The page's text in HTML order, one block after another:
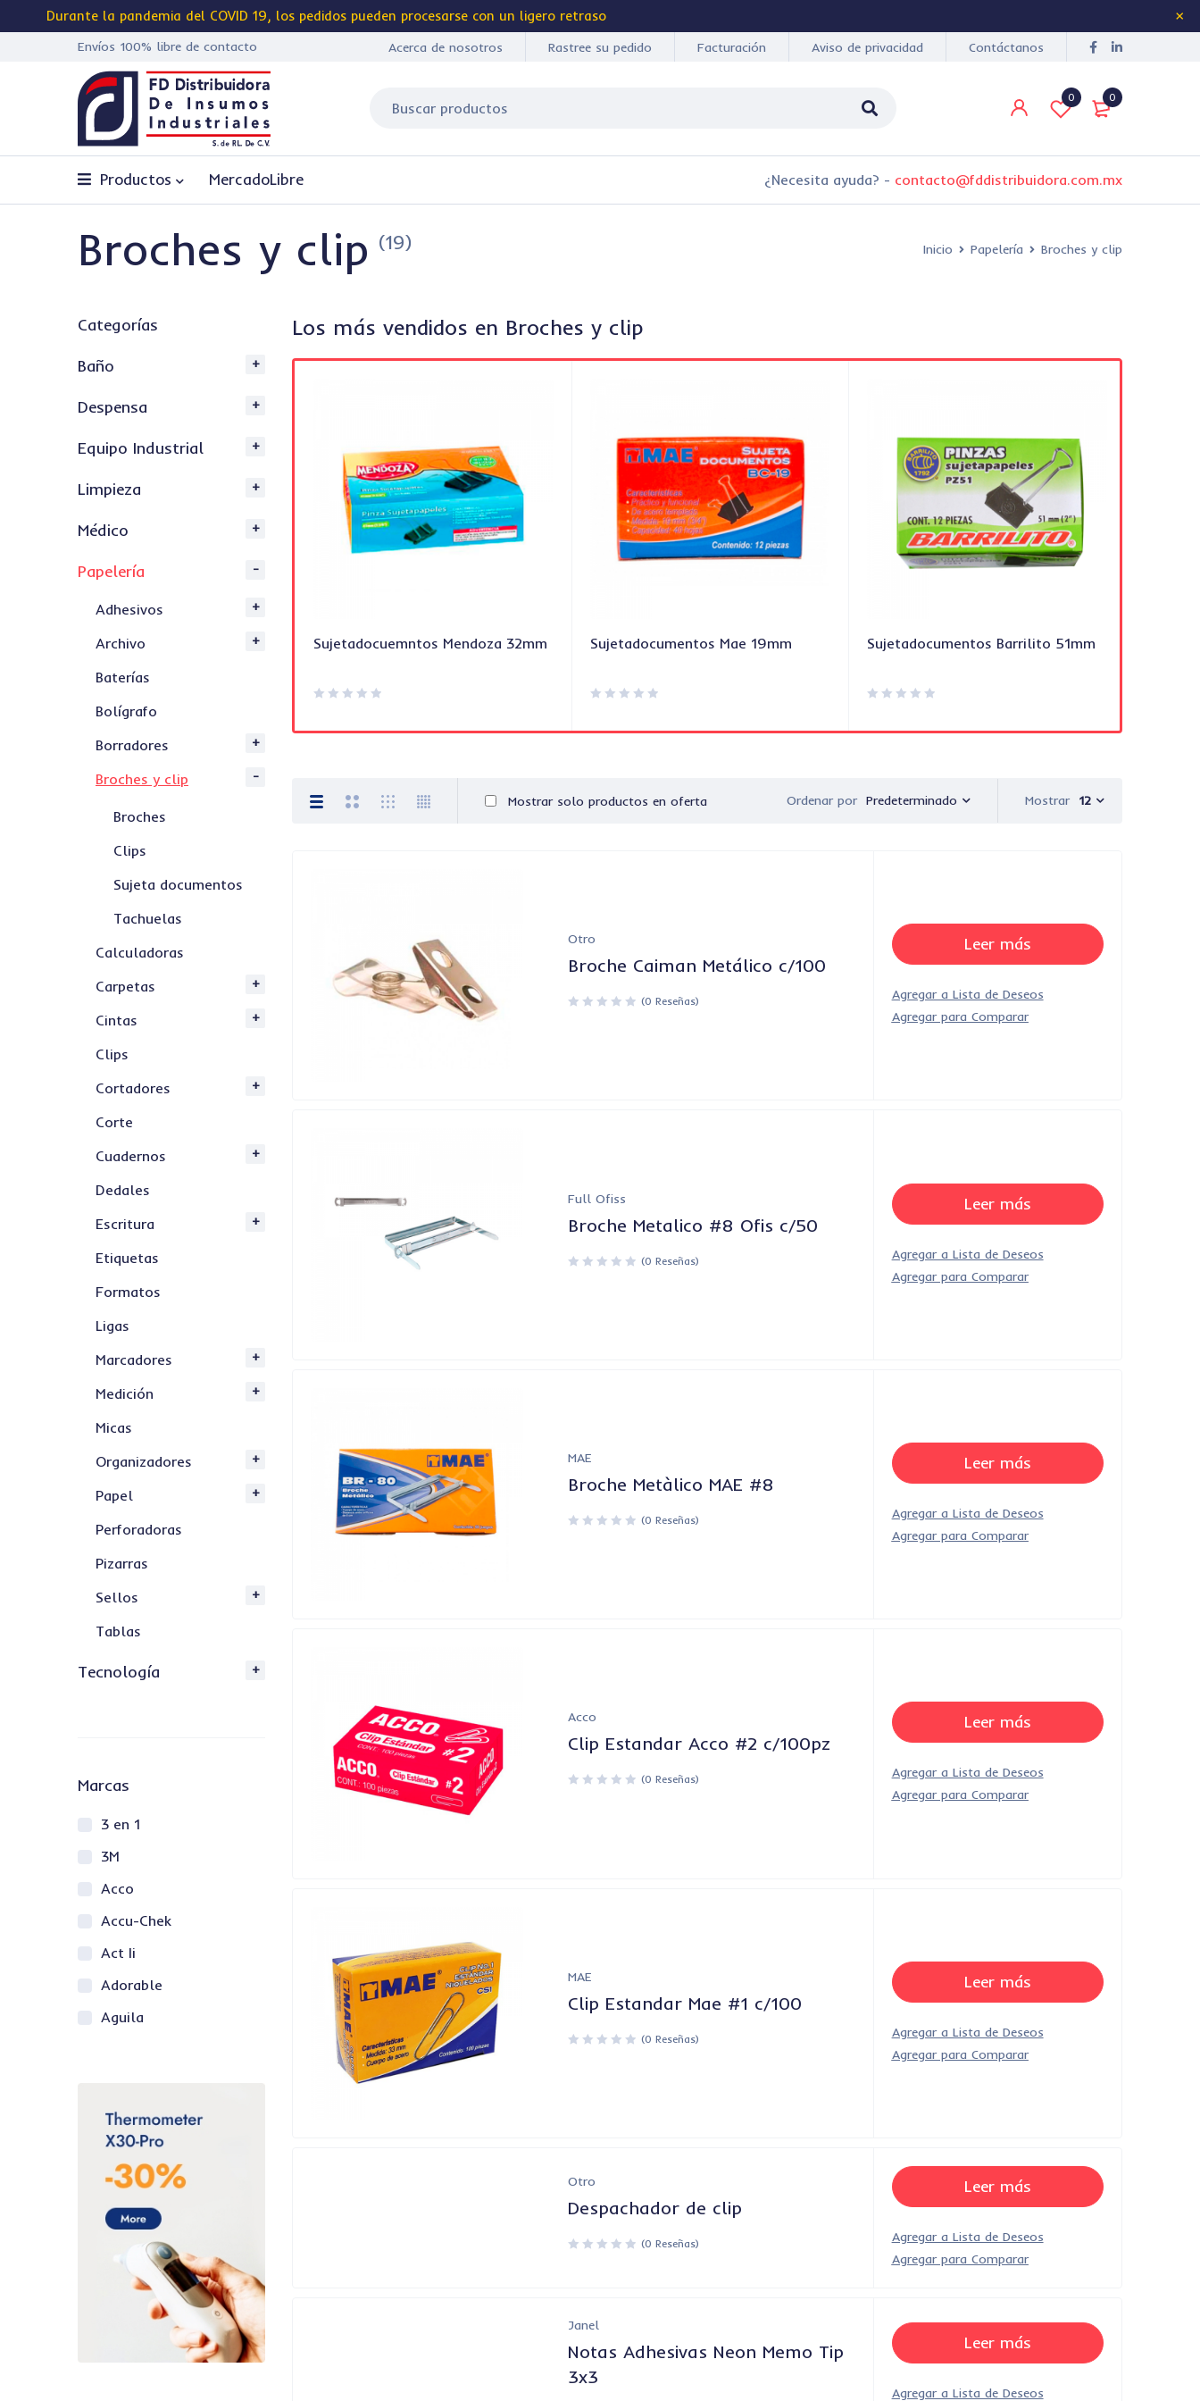
Durante la pandemia del COVID 19, los pedidos pueden procesarse con un ligero retraso
Envíos 100% libre de contacto Acerca de nosotros Rastree su pedido Facturación Aviso de privacidad Contáctanos
0
0
Productos MercadoLibre ¿Necesita ayuda? - contacto@fddistribuidora.com.mx
Inicio Papelería Broches y clip
Broches y clip (19)
Categorías
Baño
Despensa
Equipo Industrial
Limpieza
Médico
Papelería
Adhesivos
Archivo
Baterías
Bolígrafo
Borradores
Broches y clip
Broches
Clips
Sujeta documentos
Tachuelas
Calculadoras
Carpetas
Cintas
Clips
Cortadores
Corte
Cuadernos
Dedales
Escritura
Etiquetas
Formatos
Ligas
Marcadores
Medición
Micas
Organizadores
Papel
Perforadoras
Pizarras
Sellos
Tablas
Tecnología
Marcas
3 en 1
3M
Acco
Accu-Chek
Act Ii
Adorable
Aguila
ALEn
Alex
Alfra
Alpura
Altamira
Ambiderm
Los más vendidos en Broches y clip
Tabla Metalica Agarrapapel Carta
Sujetadocuemntos Mendoza 32mm Sujetadocumentos Mae 19mm Sujetadocumentos Barrilito 51mm
Ordenar por Predeterminado
Mostrar solo productos en oferta Mostrar 12
Otro
Broche Caiman Metálico c/100
(0 Reseñas)
Leer más
Full Ofiss
Broche Metalico #8 Ofis c/50
(0 Reseñas)
Leer más
MAE
Broche Metàlico MAE #8
(0 Reseñas)
Leer más
Acco
Clip Estandar Acco #2 c/100pz
(0 Reseñas)
Leer más
MAE
Clip Estandar Mae #1 c/100
(0 Reseñas)
Leer más
Otro
Despachador de clip
(0 Reseñas)
Leer más
Janel
Notas Adhesivas Neon Memo Tip
3x3
Leer más